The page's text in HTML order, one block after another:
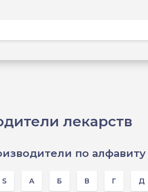
лекарств
по алфавиту
S А Б В Г Д